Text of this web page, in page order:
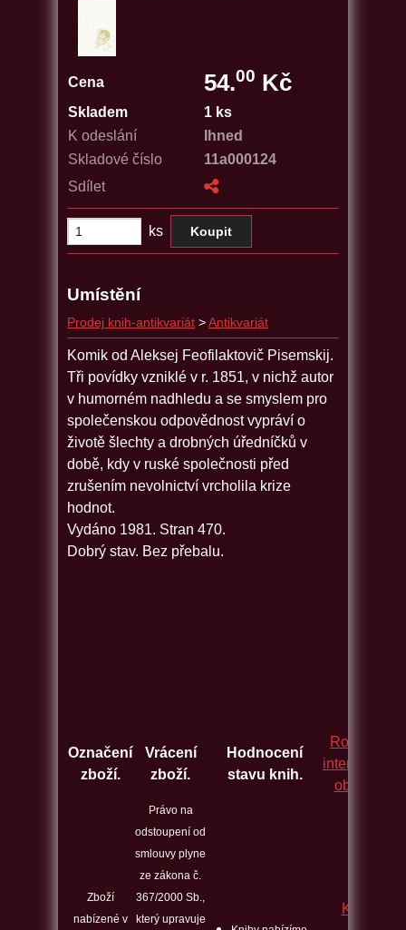
Cena 54.00 Kč
Skladem
1 ks
K odeslání
Ihned
Skladové číslo
11a000124
Sdílet
ks
Umístění
Prodej knih-antikvariát > Antikvariát
Komik od Aleksej Feofilaktovič Pisemskij.
Tři povídky vzniklé v r. 1851, v nichž autor
v humorném nadhledu a se smyslem pro
společenskou odpovědnost vypráví o
životě šlechty a drobných úředníčků v
době, kdy v ruské společnosti před
zrušením nevolnictví vrcholila krize
hodnot.
Vydáno 1981. Stran 470.
Dobrý stav. Bez přebalu.
Označení
zboží.
Vrácení
zboží.
Hodnocení
stavu knih.
Rozcestník
obchodů.
Zboží
nabízené v
Právo na
odstoupení od
smlouvy plyne
ze zákona č.
367/2000 Sb.,
který upravuje
Kontakt